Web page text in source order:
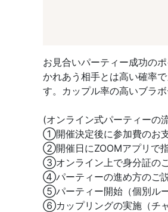
お見合いパーティー成功の
かれあう相手とは高い確率
す。カップル率の高いブラ
(オンライン式パーティーの
①開催決定後に参加費のお
②開催日にZOOMアプリで
③オンライン上で身分証のご
④パーティーの進め方のご
⑤パーティー開始（個別ルー
⑥カップリングの実施（チャ